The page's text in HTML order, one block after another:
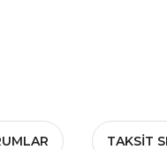
TAKSIT